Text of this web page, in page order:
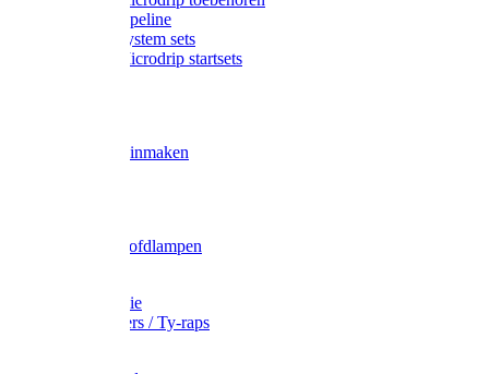
Gardena Pipeline
Gardena System sets
Gardena Microdrip startsets
Wecken & inmaken
Zak- & Hoofdlampen
Tape en folie
Kabelbinders / Ty-raps